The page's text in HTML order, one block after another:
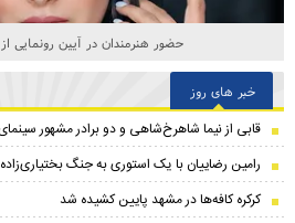
حضور هنرمندان در آیین رونمایی
خبر های روز
قابی از نیما شاهرخ‌شاهی و دو برادر مشهور
رامین رضاییان با یک استوری به جنگ
کرکره کافه‌ها در مشهد پایین کشیده شد